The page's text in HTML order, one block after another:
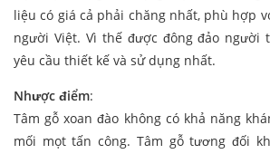
liệu có giá cả phải chăng nhất, phù hợp
người Việt. Vì thế được đông đảo
yêu cầu thiết kế và sử dụng nhất.
Nhược điểm:
Tâm gỗ xoan đào không có khả năng
mối mọt tấn công. Tâm gỗ tương đối